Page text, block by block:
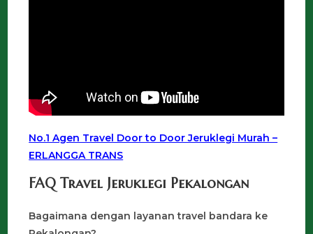
No.1 Agen Travel Door to Door Jeruklegi Murah –
ERLANGGA TRANS
FAQ Travel Jeruklegi Pekalongan
Bagaimana dengan layanan travel bandara ke